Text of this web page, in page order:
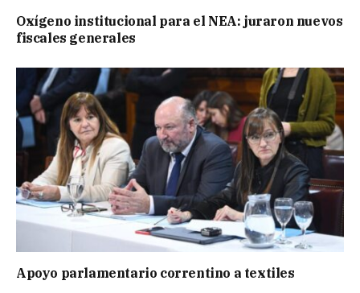
Oxígeno institucional para el NEA: juraron nuevos
fiscales generales
Apoyo parlamentario correntino a textiles